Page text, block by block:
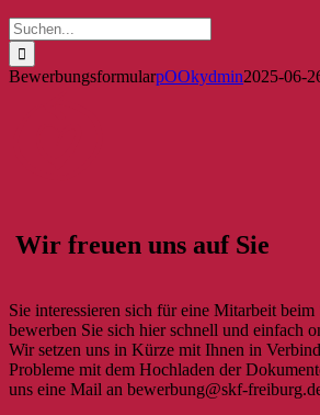
Suche
nach:
BewerbungsformularpOOkydmin2025-06-
Wir freuen uns auf Sie
Sie interessieren sich für eine Mitarbeit
bewerben Sie sich hier schnell und einfach
Wir setzen uns in Kürze mit Ihnen in
Probleme mit dem Hochladen der
uns eine Mail an bewerbung@skf-